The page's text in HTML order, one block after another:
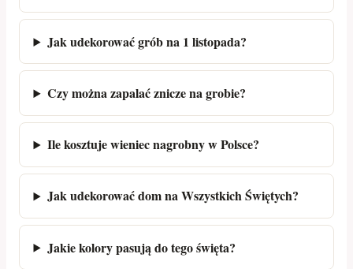
Jak udekorować grób na 1 listopada?
Czy można zapalać znicze na grobie?
Ile kosztuje wieniec nagrobny w Polsce?
Jak udekorować dom na Wszystkich Świętych?
Jakie kolory pasują do tego święta?